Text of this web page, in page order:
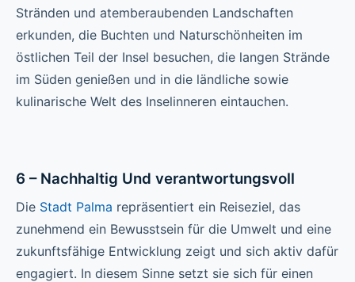
Stränden und atemberaubenden Landschaften
erkunden, die Buchten und Naturschönheiten im
östlichen Teil der Insel besuchen, die langen Strände
im Süden genießen und in die ländliche sowie
kulinarische Welt des Inselinneren eintauchen.
6 – Nachhaltig Und verantwortungsvoll
Die Stadt Palma repräsentiert ein Reiseziel, das
zunehmend ein Bewusstsein für die Umwelt und eine
zukunftsfähige Entwicklung zeigt und sich aktiv dafür
engagiert. In diesem Sinne setzt sie sich für einen